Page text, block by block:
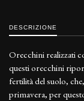
DESCRIZIONE
Orecchini realizzati
questi orecchini
fertilità del suolo,
primavera, per